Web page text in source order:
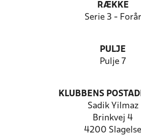
RÆKKE
Serie 3 - Forår
PULJE
Pulje 7
KLUBBENS
Sadik Yilmaz
Brinkvej 4
4200 Slagelse